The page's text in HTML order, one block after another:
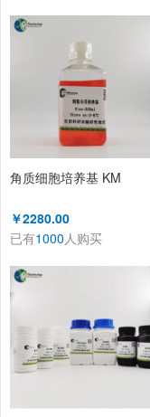
角质细胞培养基 KM
￥2280.00
已有1000人购买